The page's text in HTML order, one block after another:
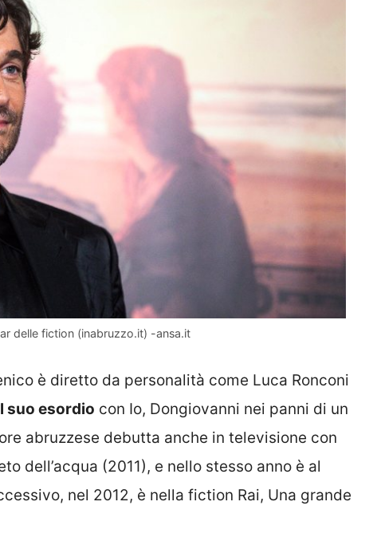
delle fiction (inabruzzo.it) -ansa.it
è diretto da personalità come Luca Ronconi
suo esordio con Io, Dongiovanni nei panni di un
abruzzese debutta anche in televisione con
dell’acqua (2011), e nello stesso anno è al
nel 2012, è nella fiction Rai, Una grande